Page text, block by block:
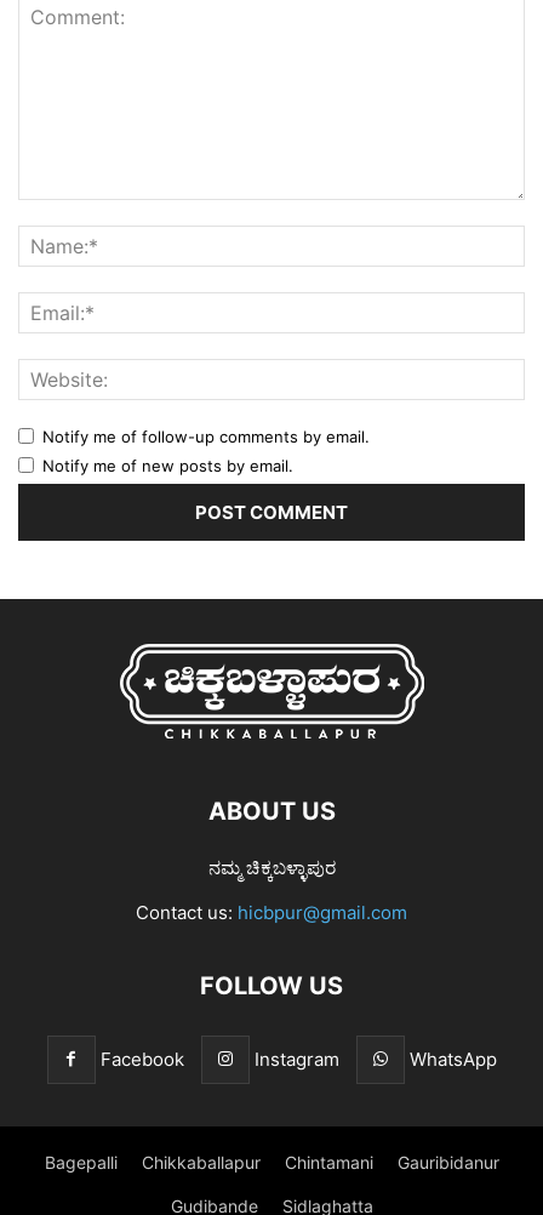
Notify me of follow-up comments by email.
Notify me of new posts by email.
ABOUT US
ನಮ್ಮ ಚಿಕ್ಕಬಳ್ಳಾಪುರ
Contact us: hicbpur@gmail.com
FOLLOW US
Facebook Instagram WhatsApp
Bagepalli Chikkaballapur Chintamani Gauribidanur
Gudibande Sidlaghatta